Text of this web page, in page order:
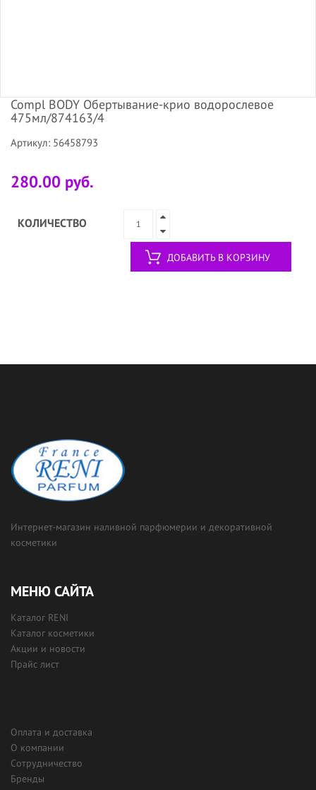
Compl BODY Обертывание-крио водорослевое
475мл/874163/4
Артикул: 56458793
280.00 руб.
КОЛИЧЕСТВО
ДОБАВИТЬ В КОРЗИНУ
Интернет-магазин наливной парфюмерии и декоративной
косметики
МЕНЮ САЙТА
Каталог RENI
Каталог косметики
Акции и новости
Прайс лист
Оплата и доставка
О компании
Сотрудничество
Бренды